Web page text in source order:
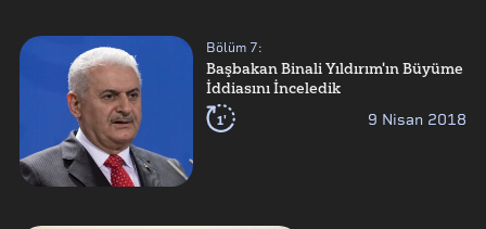
Bölüm 7:
Başbakan Binali Yıldırım'ın Büyüme
İddiasını İnceledik
1' 9 Nisan 2018